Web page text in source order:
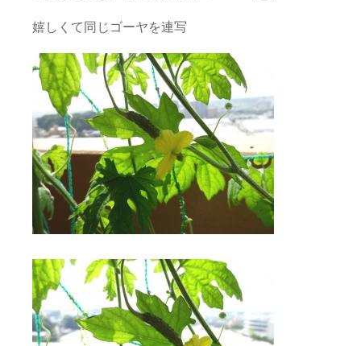
嬉しくて同じゴーヤを連写